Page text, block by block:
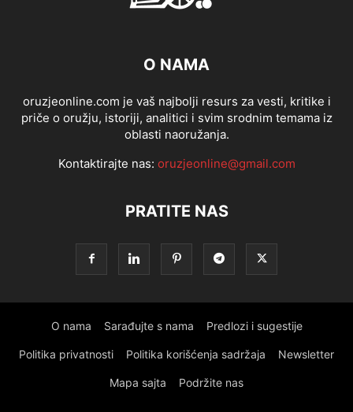
O NAMA
oruzjeonline.com je vaš najbolji resurs za vesti, kritike i
priče o oružju, istoriji, analitici i svim srodnim temama iz
oblasti naoružanja.
Kontaktirajte nas: oruzjeonline@gmail.com
PRATITE NAS
O nama Sarađujte s nama Predlozi i sugestije
Politika privatnosti Politika korišćenja sadržaja Newsletter
Mapa sajta Podržite nas